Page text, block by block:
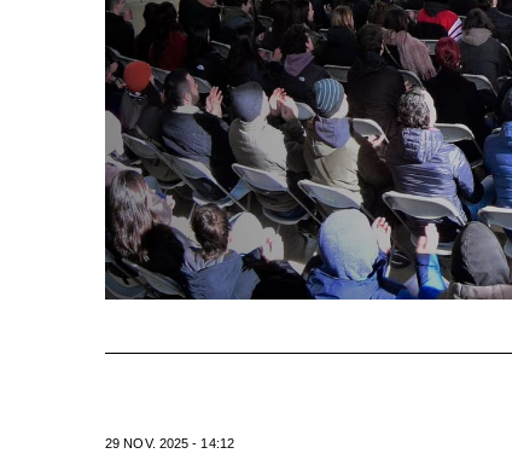
29 NOV. 2025 - 14:12